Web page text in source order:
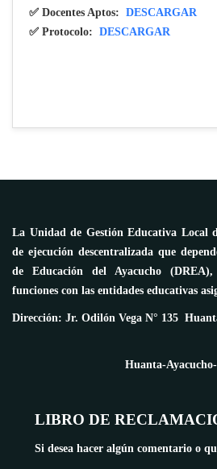
✅ Docentes Aptos: DESCARGAR
✅ Protocolo: DESCARGAR
La Unidad de Gestión Educativa Local
de ejecución descentralizada que
de Educación del Ayacucho
funciones con las entidades educativas
Dirección: Jr. Odilón Vega N° 135
Huanta-
LIBRO DE
Si desea hacer algún comentario o